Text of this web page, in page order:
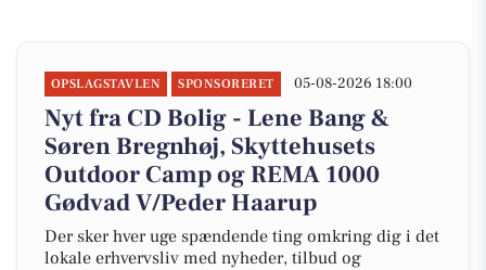
OPSLAGSTAVLEN SPONSORERET 05-08-2026 18:00
Nyt fra CD Bolig - Lene Bang &
Søren Bregnhøj, Skyttehusets
Outdoor Camp og REMA 1000
Gødvad V/Peder Haarup
Der sker hver uge spændende ting omkring dig i det
lokale erhvervsliv med nyheder, tilbud og